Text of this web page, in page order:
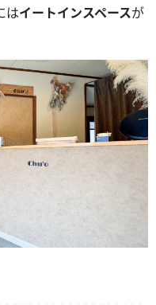
はイートインスペースが